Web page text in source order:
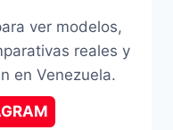
ver modelos,
reales y
en Venezuela.